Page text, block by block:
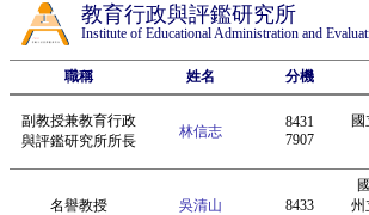
教育行政與評鑑研究所
Institute of Educational Administration and
職稱 姓名 分機
副教授兼教育行政
與評鑑研究所所長
林信志
8431
7907
名譽教授 吳清山 8433
州